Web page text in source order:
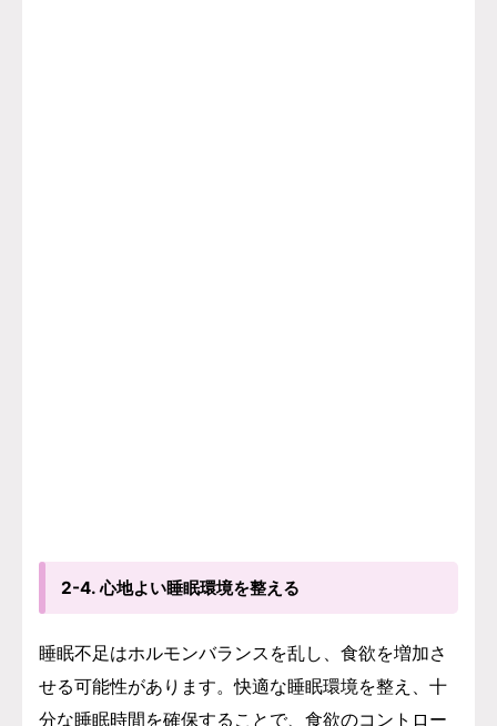
2-4. 心地よい睡眠環境を整える
睡眠不足はホルモンバランスを乱し、食欲を増加さ
せる可能性があります。快適な睡眠環境を整え、十
分な睡眠時間を確保することで、食欲のコントロー